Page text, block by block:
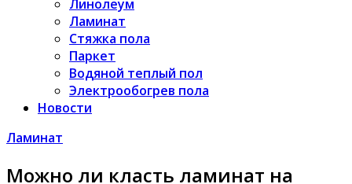
Линолеум
Ламинат
Стяжка пола
Паркет
Водяной теплый пол
Электрообогрев пола
Новости
Ламинат
Можно ли класть ламинат на